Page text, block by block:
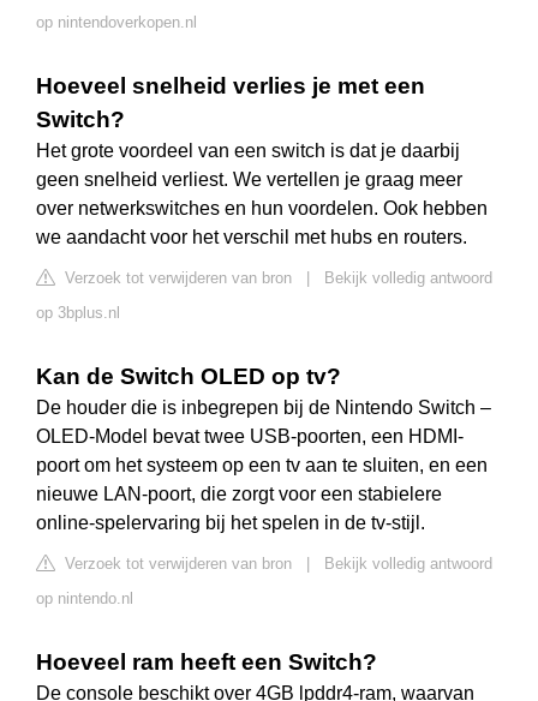
op nintendoverkopen.nl
Hoeveel snelheid verlies je met een
Switch?
Het grote voordeel van een switch is dat je daarbij
geen snelheid verliest. We vertellen je graag meer
over netwerkswitches en hun voordelen. Ook hebben
we aandacht voor het verschil met hubs en routers.
Verzoek tot verwijderen van bron
Bekijk volledig antwoord
op 3bplus.nl
Kan de Switch OLED op tv?
De houder die is inbegrepen bij de Nintendo Switch –
OLED-Model bevat twee USB-poorten, een HDMI-
poort om het systeem op een tv aan te sluiten, en een
nieuwe LAN-poort, die zorgt voor een stabielere
online-spelervaring bij het spelen in de tv-stijl.
Verzoek tot verwijderen van bron
Bekijk volledig antwoord
op nintendo.nl
Hoeveel ram heeft een Switch?
De console beschikt over 4GB lpddr4-ram, waarvan